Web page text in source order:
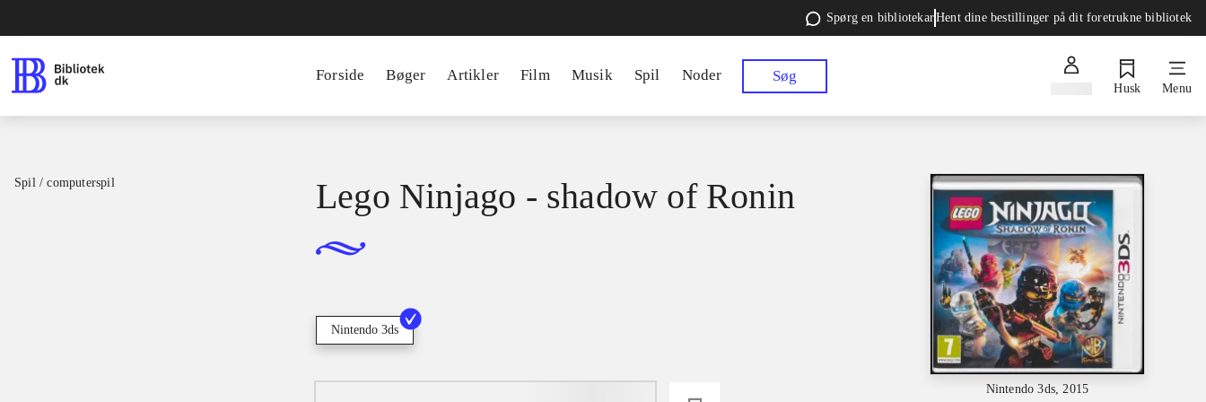
Spørg en bibliotekarHent dine bestillinger på dit foretrukne bibliotek
Forside Bøger Artikler Film Musik Spil Noder Søg
Husk Menu
Spil / computerspil
Nintendo 3ds, 2015
Lego Ninjago - shadow of Ronin
Nintendo 3ds